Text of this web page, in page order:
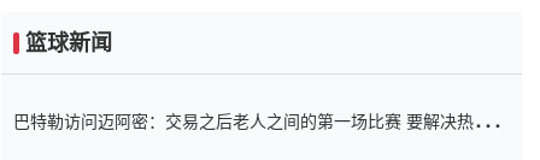
篮球新闻
巴特勒访问迈阿密：交易之后老人之间的第一场比赛 要解决热情的